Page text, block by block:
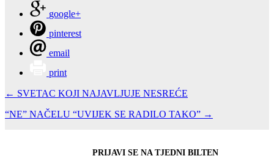
google+
pinterest
email
print
← SVETAC KOJI NAJAVLJUJE NESREĆE
“NE” NAČELU “UVIJEK SE RADILO TAKO” →
PRIJAVI SE NA TJEDNI BILTEN